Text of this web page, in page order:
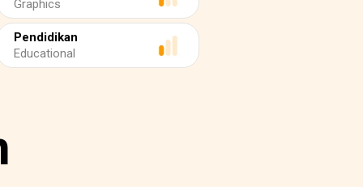
Graphics
Pendidikan
Educational